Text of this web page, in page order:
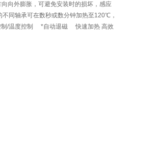
向外膨胀，可避免安装时的损坏，感应
同轴承可在数秒或数分钟加热至120℃，
制/温度控制 *自动退磁 快速加热 高效